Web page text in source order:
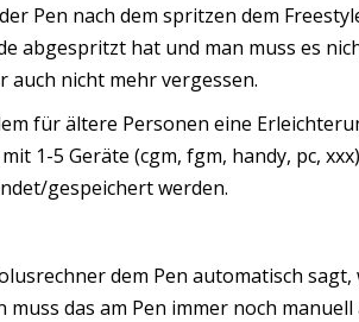
Pen nach dem spritzen dem
abgespritzt hat und man muss es
auch nicht mehr vergessen.
für ältere Personen eine
1-5 Geräte (cgm, fgm, handy, pc,
gespeichert werden.
dem Pen automatisch
muss das am Pen immer noch